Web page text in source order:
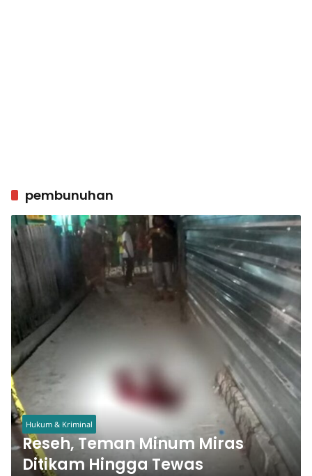
pembunuhan
Hukum & Kriminal
Reseh, Teman Minum Miras
Ditikam Hingga Tewas